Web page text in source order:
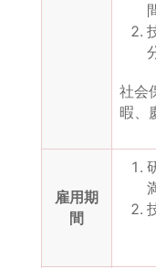
社会
暇、
雇用期
間